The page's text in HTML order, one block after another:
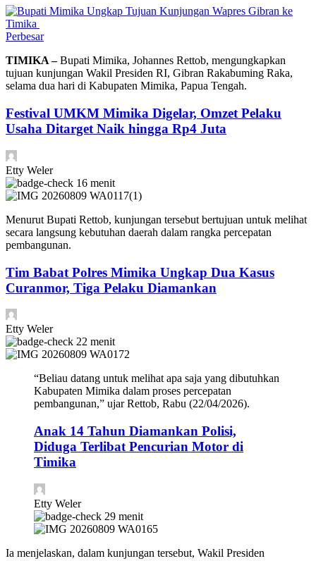
Perbesar
TIMIKA –Bupati Mimika, Johannes Rettob, mengungkapkan
tujuan kunjungan Wakil Presiden RI, Gibran Rakabuming Raka,
selama dua hari di Kabupaten Mimika, Papua Tengah.
Festival UMKM Mimika Digelar, Omzet Pelaku
Usaha Ditarget Naik hingga Rp4 Juta
Etty Weler
16 menit
Menurut Bupati Rettob, kunjungan tersebut bertujuan untuk melihat
secara langsung kebutuhan daerah dalam rangka percepatan
pembangunan.
Tim Babat Polres Mimika Ungkap Dua Kasus
Curanmor, Tiga Pelaku Diamankan
Etty Weler
22 menit
“Beliau datang untuk melihat apa saja yang dibutuhkan
Kabupaten Mimika dalam proses percepatan
pembangunan,” ujar Rettob, Rabu (22/04/2026).
Anak 14 Tahun Diamankan Polisi,
Diduga Terlibat Pencurian Motor di
Timika
Etty Weler
29 menit
Ia menjelaskan, dalam kunjungan tersebut, Wakil Presiden